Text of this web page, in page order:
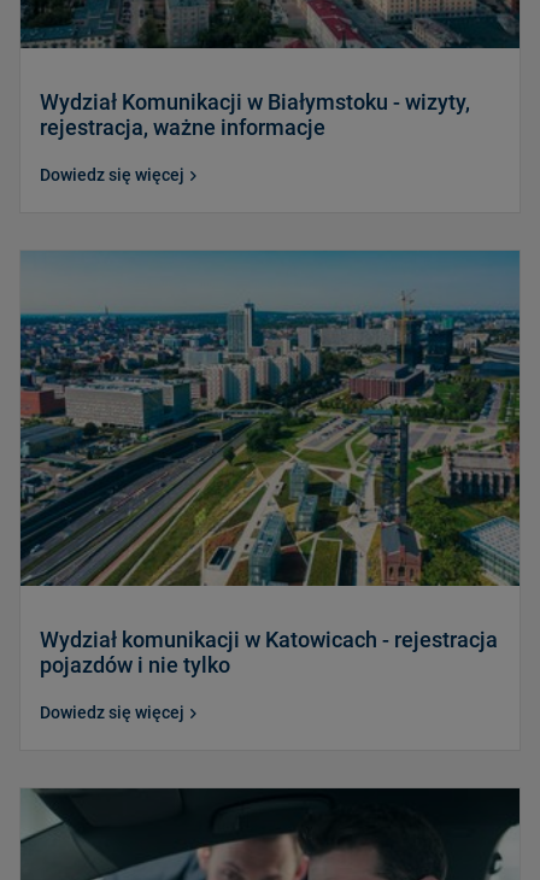
Wydział Komunikacji w Białymstoku - wizyty,
rejestracja, ważne informacje
Dowiedz się więcej
Wydział komunikacji w Katowicach - rejestracja
pojazdów i nie tylko
Dowiedz się więcej